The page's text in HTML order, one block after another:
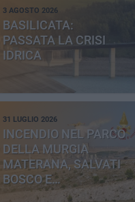
3 AGOSTO 2026
BASILICATA:
PASSATA LA CRISI
IDRICA
31 LUGLIO 2026
INCENDIO NEL PARCO
DELLA MURGIA
MATERANA, SALVATI
BOSCO E
CEMENTERIA